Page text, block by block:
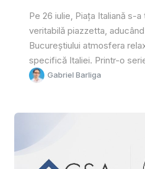
Pe 26 iulie, Piața Italiană s-
veritabilă piazzetta,
Bucureștiului atmosfera
specifică Italiei. Printr-o
Gabriel Barliga